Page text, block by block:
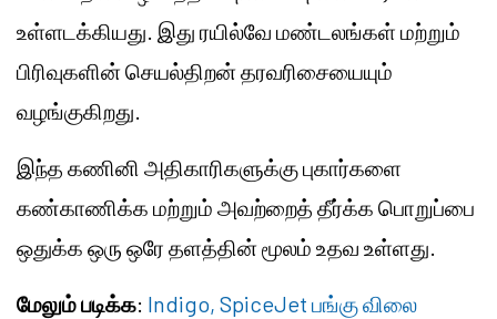
உள்ளடக்கியது. இது ரயில்வே மண்டலங்கள் மற்றும்
பிரிவுகளின் செயல்திறன் தரவரிசையையும்
வழங்குகிறது.
இந்த கணினி அதிகாரிகளுக்கு புகார்களை
கண்காணிக்க மற்றும் அவற்றைத் தீர்க்க பொறுப்பை
ஒதுக்க ஒரு ஒரே தளத்தின் மூலம் உதவ உள்ளது.
மேலும் படிக்க: Indigo, SpiceJet பங்கு விலை